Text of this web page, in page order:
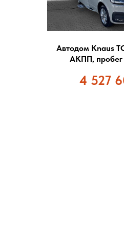
Автодом Knaus
АКПП, пробег
4 527